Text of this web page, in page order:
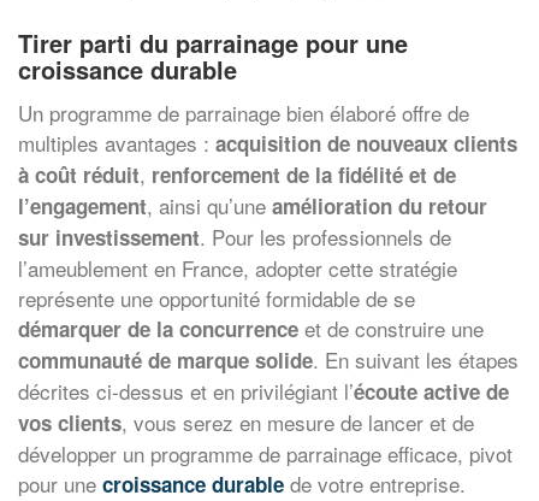
Tirer parti du parrainage pour une
croissance durable
Un programme de parrainage bien élaboré offre de
multiples avantages : acquisition de nouveaux clients
à coût réduit, renforcement de la fidélité et de
l’engagement, ainsi qu’une amélioration du retour
sur investissement. Pour les professionnels de
l’ameublement en France, adopter cette stratégie
représente une opportunité formidable de se
démarquer de la concurrence et de construire une
communauté de marque solide. En suivant les étapes
décrites ci-dessus et en privilégiant l’écoute active de
vos clients, vous serez en mesure de lancer et de
développer un programme de parrainage efficace, pivot
pour une croissance durable de votre entreprise.